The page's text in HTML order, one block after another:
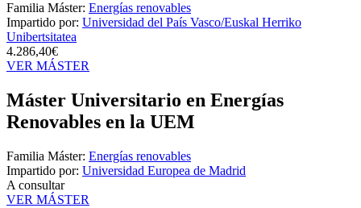
Familia Máster: Energías renovables
Impartido por: Universidad del País Vasco/Euskal Herriko
Unibertsitatea
4.286,40€
VER MÁSTER
Máster Universitario en Energías
Renovables en la UEM
Familia Máster: Energías renovables
Impartido por: Universidad Europea de Madrid
A consultar
VER MÁSTER